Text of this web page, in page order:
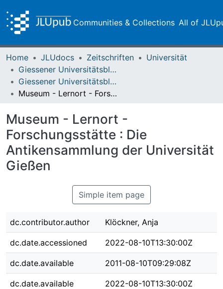
Communities & Collections All of
Home JLUdocs Zeitschriften
Universität
Giessener Universitätsblätter
Giessener Universitätsblätter 44 (2011)
Museum - Lernort - Forschungsstätte : Die Antikensammlung der Universität Gießen
Museum - Lernort -
Forschungsstätte : Die
Antikensammlung der Universität
Gießen
Simple item page
dc.contributor.author Klöckner, Anja
dc.date.accessioned 2022-08-10T13:30:00Z
dc.date.available 2011-08-10T09:29:08Z
dc.date.available 2022-08-10T13:30:00Z